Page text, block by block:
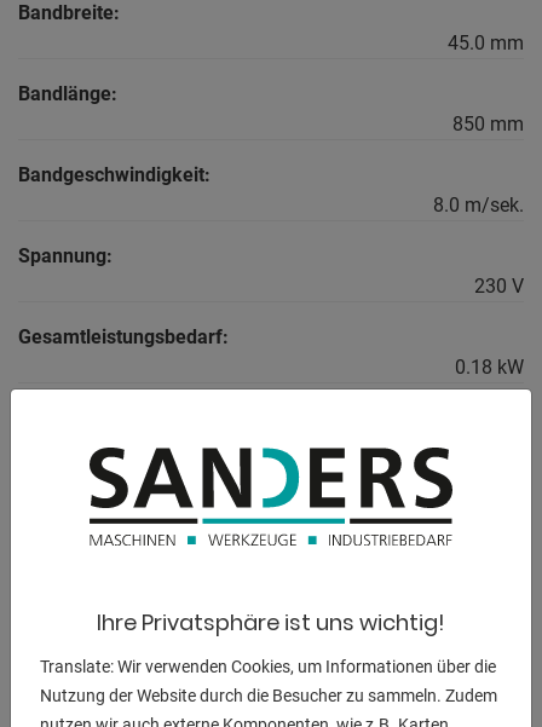
Bandbreite:
45.0 mm
Bandlänge:
850 mm
Bandgeschwindigkeit:
8.0 m/sek.
Spannung:
230 V
Gesamtleistungsbedarf:
0.18 kW
BESCHREIBUNG
** MADE IN GERMANY **
- robuste elektro-motorische Bandschleifmaschine
- starker Antriebsmotor
- inklusive Schleifband
- inklusive Werkstückanschlag
Ihre Privatsphäre ist uns wichtig!
Translate: Wir verwenden Cookies, um Informationen über die
Nutzung der Website durch die Besucher zu sammeln. Zudem